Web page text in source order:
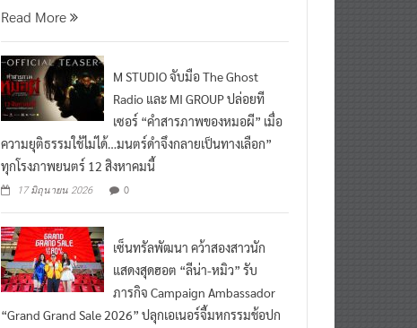
Read More
M STUDIO จับมือ The Ghost
Radio และ MI GROUP ปล่อยที
เซอร์ “คำสารภาพของหมอผี” เมื่อ
ความยุติธรรมใช้ไม่ได้…มนตร์ดำจึงกลายเป็นทางเลือก”
ทุกโรงภาพยนตร์ 12 สิงหาคมนี้
17 มิถุนายน 2026 0
เซ็นทรัลพัฒนา คว้าสองสาวนัก
แสดงสุดฮอต “ลีน่า-หมิว” รับ
ภารกิจ Campaign Ambassador
“Grand Grand Sale 2026” ปลุกเอเนอร์จี้มหกรรมช้อปก